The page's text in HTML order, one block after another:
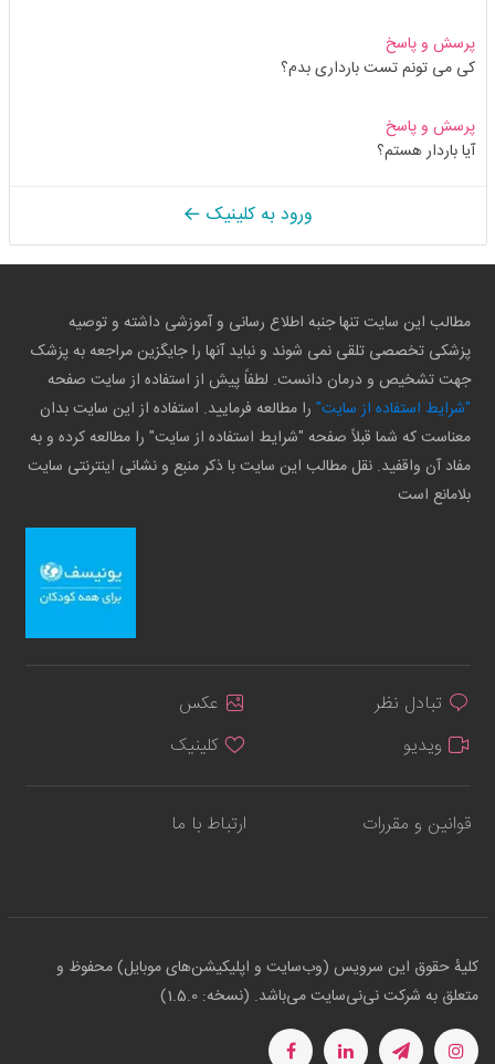
پرسش و پاسخ
کی می تونم تست بارداری بدم؟
پرسش و پاسخ
آیا باردار هستم؟
ورود به کلینیک
مطالب این سایت تنها جنبه اطلاع رسانی و آموزشی داشته و توصیه
پزشکی تخصصی تلقی نمی شوند و نباید آنها را جایگزین مراجعه به پزشک
جهت تشخیص و درمان دانست. لطفاً پیش از استفاده از سایت صفحه
"شرایط استفاده از سایت" را مطالعه فرمایید. استفاده از این سایت بدان
معناست که شما قبلاً صفحه "شرایط استفاده از سایت" را مطالعه کرده و به
مفاد آن واقفید. نقل مطالب این سایت با ذکر منبع و نشانی اینترنتی سایت
بلامانع است
تبادل نظر
عکس
ویدیو
کلینیک
قوانین و مقررات ارتباط با ما
کلیهٔ حقوق این سرویس (وب‌سایت و اپلیکیشن‌های موبایل) محفوظ و
متعلق به شرکت نی‌نی‌سایت می‌باشد. (نسخه: 1.5.0)